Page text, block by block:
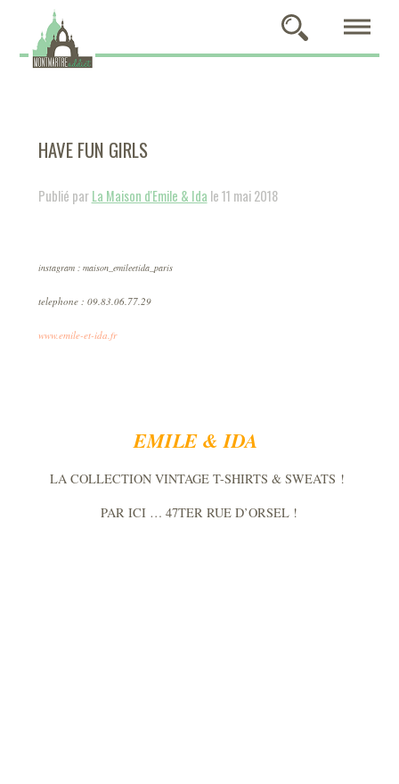
HAVE FUN GIRLS
Publié parLa Maison d'Emile & Ida le 11 mai 2018
instagram : maison_emileetida_paris
telephone : 09.83.06.77.29
www.emile-et-ida.fr
EMILE & IDA
LA COLLECTION VINTAGE T-SHIRTS & SWEATS !
PAR ICI … 47TER RUE D’ORSEL !